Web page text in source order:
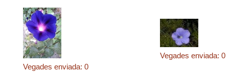
Vegades enviada: 0
Vegades enviada: 0